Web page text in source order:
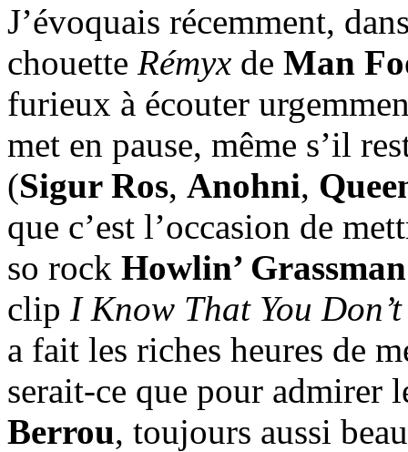
J’évoquais récemment,
chouette Rémyx de Man
furieux à écouter
met en pause, même s’il
(Sigur Ros, Anohni,
que c’est l’occasion de
so rock Howlin’
clip I Know That You
a fait les riches heures de
serait-ce que pour admirer
Berrou, toujours aussi